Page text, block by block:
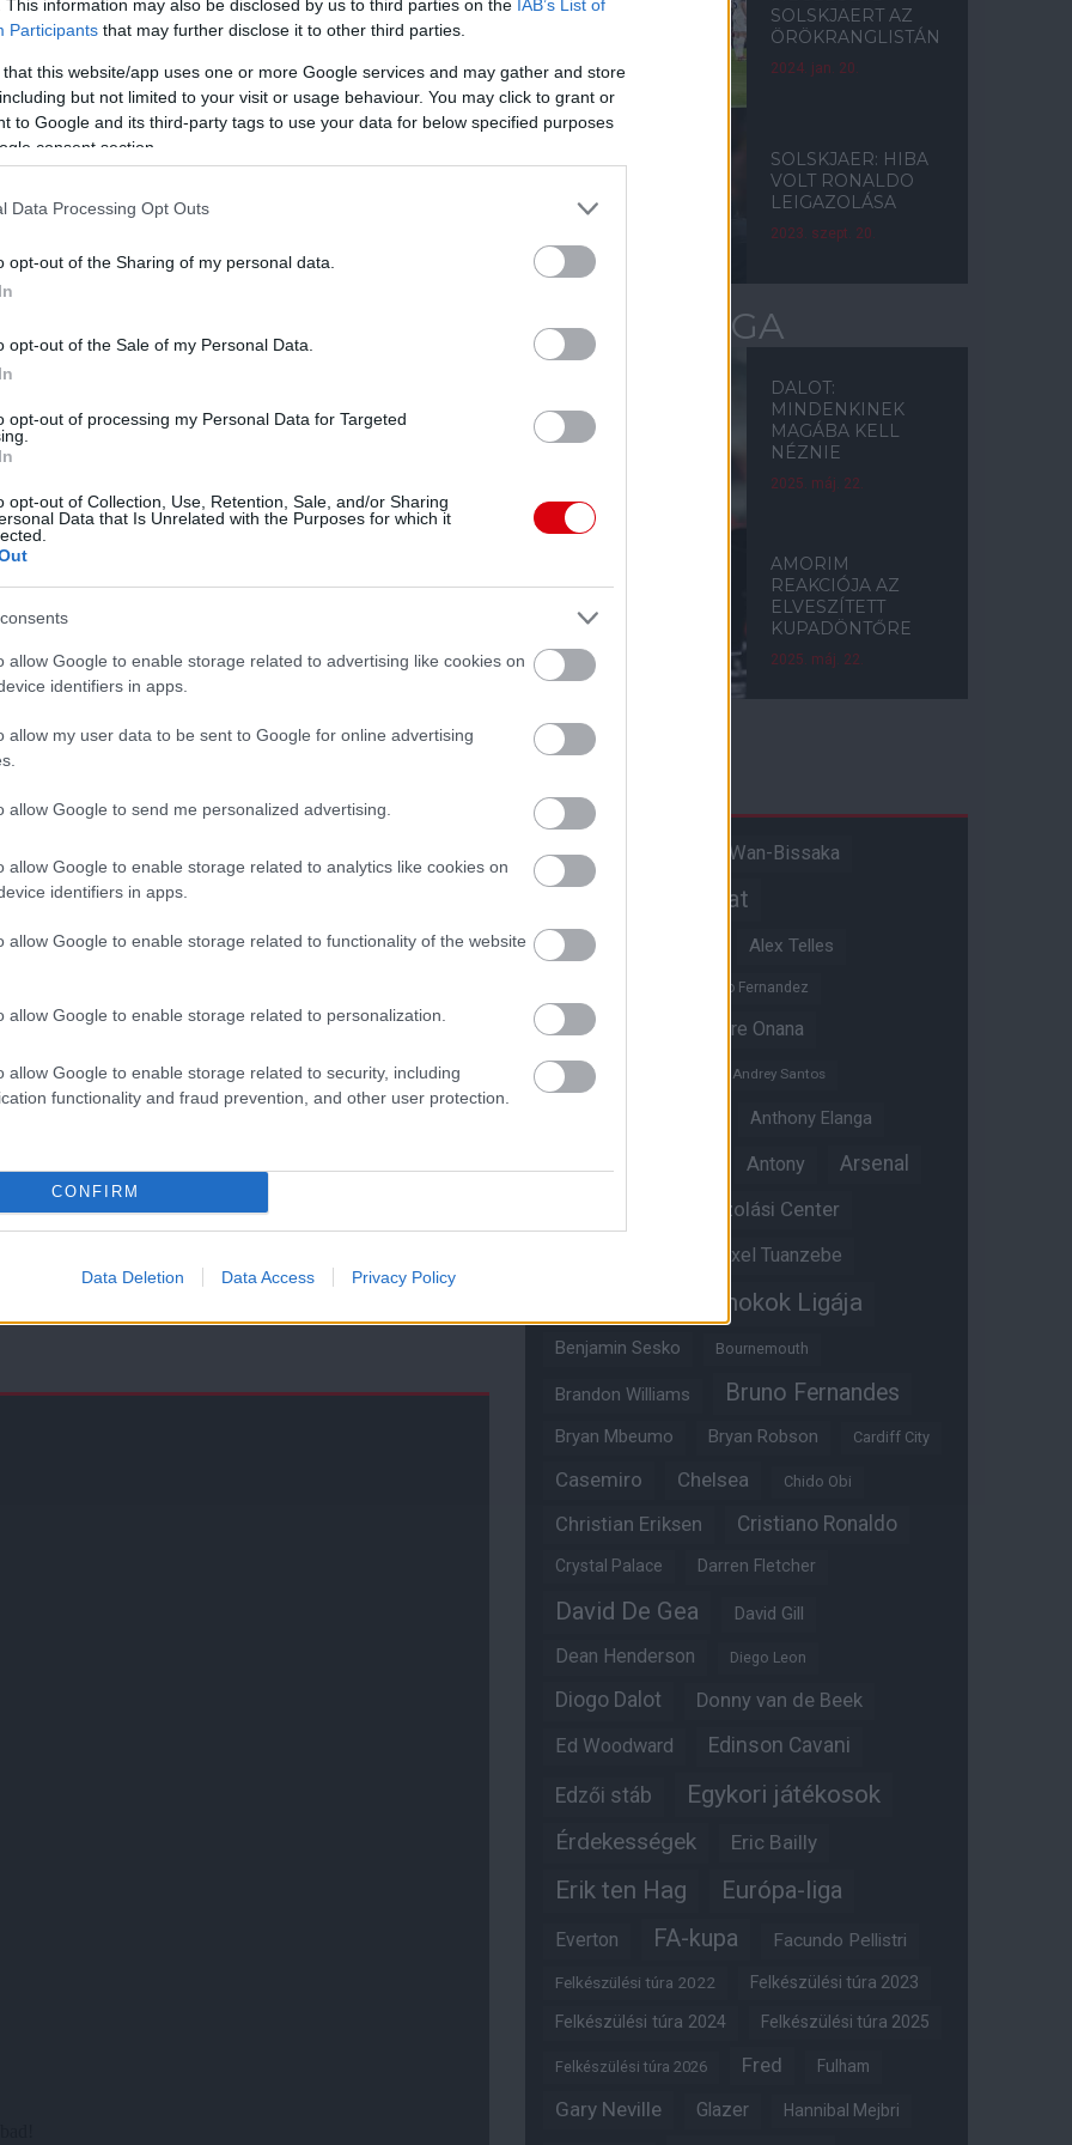
This information may also be disclosed by us to third parties on the IAB’s List of
Participants that may further disclose it to other third parties.
that this website/app uses one or more Google services and may gather and store
but not limited to your visit or usage behaviour. You may click to grant or
to Google and its third-party tags to use your data for below specified purposes
consent section.
Data Processing Opt Outs
opt-out of the Sharing of my personal data.
opt-out of the Sale of my Personal Data.
opt-out of processing my Personal Data for Targeted
opt-out of Collection, Use, Retention, Sale, and/or Sharing
Data that Is Unrelated with the Purposes for which it
allow Google to enable storage related to advertising like cookies on
identifiers in apps.
allow my user data to be sent to Google for online advertising
allow Google to send me personalized advertising.
allow Google to enable storage related to analytics like cookies on
identifiers in apps.
allow Google to enable storage related to functionality of the website
allow Google to enable storage related to personalization.
allow Google to enable storage related to security, including
functionality and fraud prevention, and other user protection.
CONFIRM
Data Deletion Data Access Privacy Policy
való kapcsolatát a tegnapi (vasárnapi) mérkőzést
fogja elkövetni azt a hibát, hogy lebecsülje az
vissza a 47 éves szakember. "Amikor a Moldénál
- ha ellenük játszottunk - hogy megállíthassuk őt. Ő
mögötte. Városi csapatában kezdte karrierjét, a
kispadján. Volt Németországban is,
a Wolvesszal.
de mindig feltornázta magát. Egy örökséget
úgyhogy ez egy szintlépés neki is. Mikor a
Københavnhoz mentem tanulni, úgyhogy nagyon
a Chelsea ellen, úgyhogy remélem, hogy ez
legutóbbi 23 mérkőzésük során csupán egyszer
formajavulásáról kérdezték.
előtt, ami nemcsak, hogy továbbnyújthatja ezt
a Vörös Ördögöket attól, hogy a klublegenda
működését!
SOLSKJAERT AZ
ÖRÖKRANGLISTÁN
2024. jan. 20.
SOLSKJAER: HIBA
VOLT RONALDO
LEIGAZOLÁSA
2023. szept. 20.
EURÓPA-LIGA
DALOT:
MINDENKINEK
MAGÁBA KELL
NÉZNIE
2025. máj. 22.
AMORIM
REAKCIÓJA AZ
ELVESZÍTETT
KUPADÖNTŐRE
2025. máj. 22.
A hangadó Aaron Wan-Bissaka
Akadémiai csapat
Alejandro Garnacho Alex Telles
Alvaro Fernandez
Amad Diallo
Andre Onana
Andreas Pereira
Andrey Santos
Anthony Elanga
Antony Arsenal
Átigazolási Center
Axel Tuanzebe
Bajnokok Ligája
Benjamin Sesko Bournemouth
Brandon Williams Bruno Fernandes
Bryan Mbeumo Bryan Robson Cardiff City
Casemiro Chelsea Chido Obi
Christian Eriksen Cristiano Ronaldo
Crystal Palace Darren Fletcher
David De Gea David Gill
Dean Henderson Diego Leon
Diogo Dalot
Donny van de Beek
Ed Woodward
Edinson Cavani
Edzői stáb Egykori játékosok
Érdekességek Eric Bailly
Erik ten Hag Európa-liga
Everton FA-kupa Facundo Pellistri
Felkészülési túra 2022 Felkészülési túra 2023
Felkészülési túra 2024 Felkészülési túra 2025
Felkészülési túra 2026 Fred Fulham
Gary Neville Glazer Hannibal Mejbri